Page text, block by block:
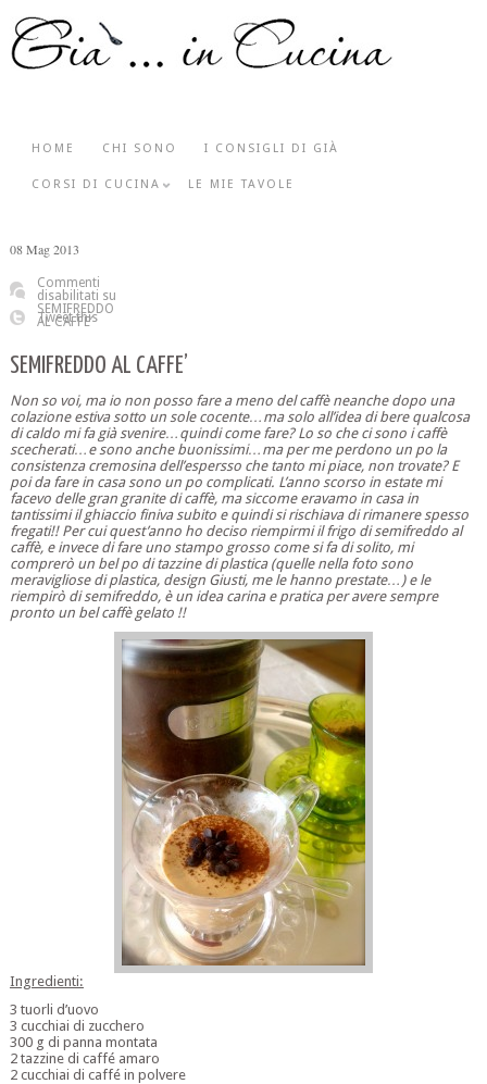
HOME CHI SONO I CONSIGLI DI GIÀ
CORSI DI CUCINA LE MIE TAVOLE
08Mag2013
Commenti
disabilitati su
SEMIFREDDO
AL CAFFE’
Tweet this
SEMIFREDDO AL CAFFE’
Non so voi, ma io non posso fare a meno del caffè neanche dopo una
colazione estiva sotto un sole cocente…ma solo all’idea di bere qualcosa
di caldo mi fa già svenire…quindi come fare? Lo so che ci sono i caffè
scecherati…e sono anche buonissimi…ma per me perdono un po la
consistenza cremosina dell’espersso che tanto mi piace, non trovate? E
poi da fare in casa sono un po complicati. L’anno scorso in estate mi
facevo delle gran granite di caffè, ma siccome eravamo in casa in
tantissimi il ghiaccio finiva subito e quindi si rischiava dirimanere spesso
fregati!! Per cui quest’anno ho deciso riempirmi il frigo di semifreddo al
caffè, e invece di fare uno stampo grosso come si fa di solito, mi
comprerò un bel po di tazzine di plastica (quelle nella foto sono
meravigliose di plastica, design Giusti, me le hanno prestate…) e le
riempirò di semifreddo, è un idea carina e pratica per avere sempre
pronto un bel caffè gelato !!
Ingredienti:
3 tuorli d’uovo
3 cucchiai di zucchero
300 g di panna montata
2 tazzine di caffé amaro
2 cucchiai di caffé in polvere